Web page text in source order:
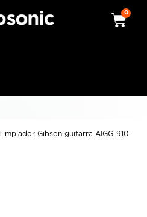
0
Limpiador Gibson guitarra AIGG-910